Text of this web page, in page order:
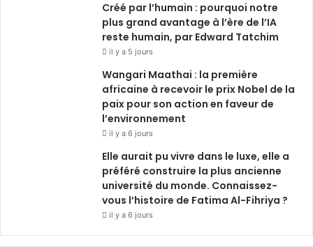
Créé par l’humain : pourquoi notre
plus grand avantage à l’ère de l’IA
reste humain, par Edward Tatchim
il y a 5 jours
Wangari Maathai : la première
africaine à recevoir le prix Nobel de la
paix pour son action en faveur de
l’environnement
il y a 6 jours
Elle aurait pu vivre dans le luxe, elle a
préféré construire la plus ancienne
université du monde. Connaissez-
vous l’histoire de Fatima Al-Fihriya ?
il y a 6 jours